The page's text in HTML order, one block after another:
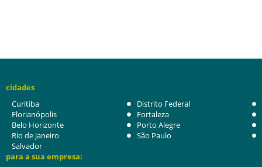
cidades
Curitiba
Distrito Federal
Florianópolis
Fortaleza
Belo Horizonte
Porto Alegre
Rio de janeiro
São Paulo
Salvador
para a sua empresa: